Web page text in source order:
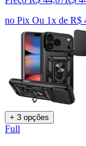
no Pix Ou 1x de R$
+ 3 opções
Full